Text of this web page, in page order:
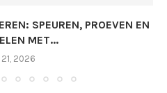
SPEUREN, PROEVEN EN
MET...
2026